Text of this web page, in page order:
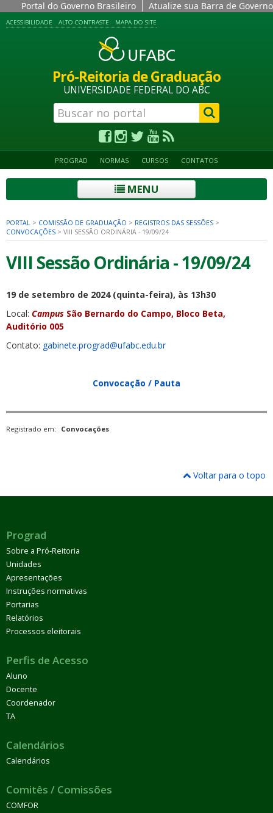
Portal do Governo Brasileiro Atualize sua Barra de Governo
ACESSIBILIDADE ALTO CONTRASTE MAPA DO SITE
Pró-Reitoria de Graduação
UNIVERSIDADE FEDERAL DO ABC
PROGRAD NORMAS CURSOS CONTATOS
MENU
PORTAL > COMISSÃO DE GRADUAÇÃO > REGISTROS DAS SESSÕES >
CONVOCAÇÕES > VIII SESSÃO ORDINÁRIA - 19/09/24
VIII Sessão Ordinária - 19/09/24
19 de setembro de 2024 (quinta-feira), às 13h30
Local: Campus São Bernardo do Campo, Bloco Beta,
Auditório 005
Contato: gabinete.prograd@ufabc.edu.br
Convocação / Pauta
Registrado em: Convocações
Voltar para o topo
Prograd
Sobre a Pró-Reitoria
Unidades
Apresentações
Instruções normativas
Portarias
Relatórios
Processos eleitorais
Perfis de Acesso
Aluno
Docente
Coordenador
TA
Calendários
Calendários
Comitês / Comissões
COMFOR